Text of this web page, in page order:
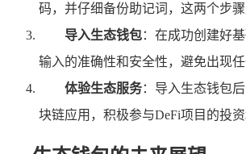
码，并仔细备份助记词，这两个步
导入生态钱包：在成功创建好
输入的准确性和安全性，避免出现任
体验生态服务：导入生态钱包
块链应用，积极参与DeFi项目的投